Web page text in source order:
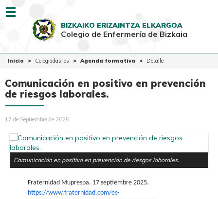
EUSK CAST
Colegiadas-os
BIZKAIKO ERIZAINTZA ELKARGOA
Colegio de Enfermería de Bizkaia
Inicio Colegiadas-os Agenda formativa Detalle
Comunicación en positivo en prevención
de riesgos laborales.
17 de Septiembre de 2025
Comunicación en positivo en prevención de riesgos laborales.
Fraternidad Muprespa. 17 septiembre 2025.
https://www.fraternidad.com/es-